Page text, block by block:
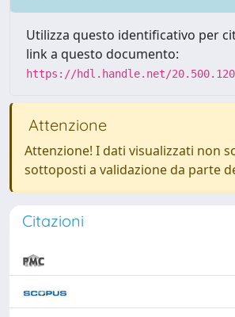
Utilizza questo identificativo per
link a questo documento:
https://hdl.handle.net/
Attenzione
Attenzione! I dati visualizzati non
sottoposti a validazione da parte
Citazioni